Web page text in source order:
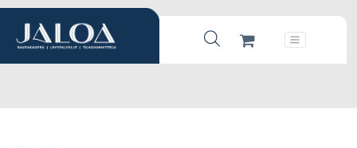
Products search
Päävalikko